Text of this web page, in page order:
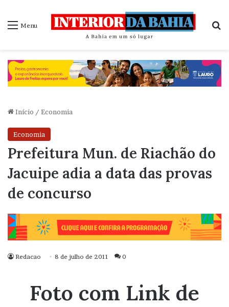
Menu
Início / Economia
Economia
Prefeitura Mun. de Riachão do
Jacuipe adia a data das provas
de concurso
Redacao 8 de julho de 2011 0
Foto com Link de